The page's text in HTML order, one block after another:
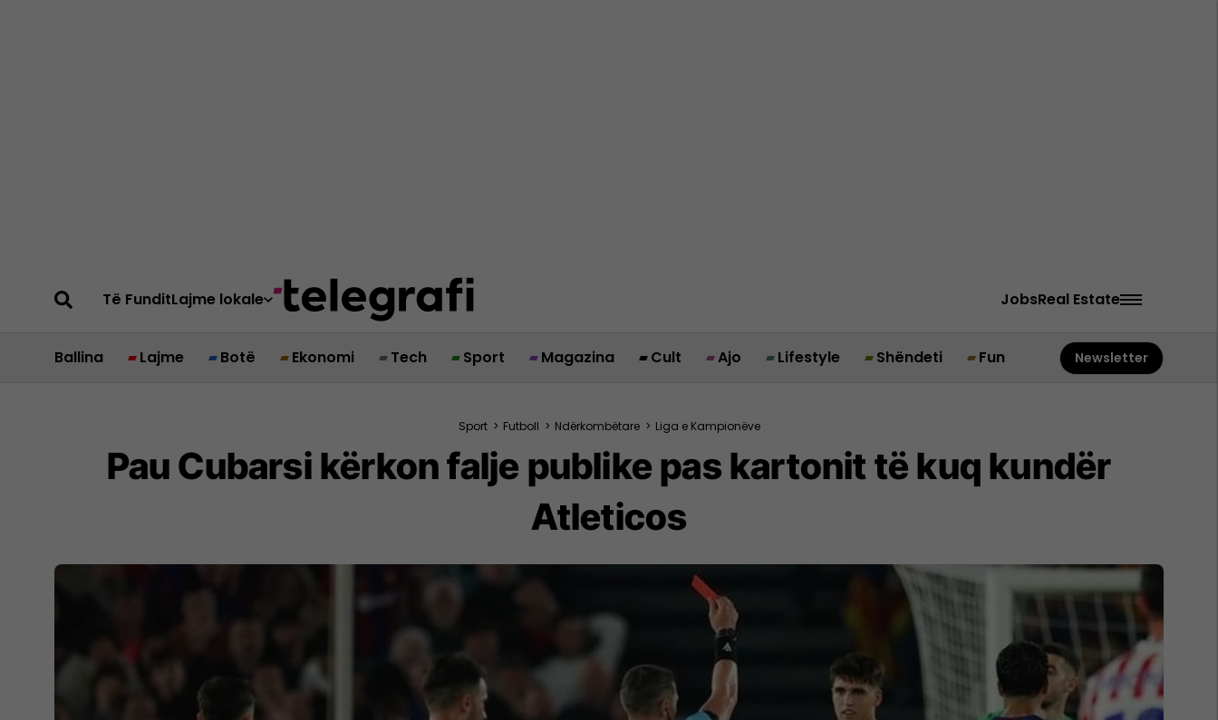
Të FunditLajme lokale JobsReal Estate
Ballina Lajme Botë Ekonomi Tech Sport Magazina Cult Ajo Lifestyle Shëndeti Fun Newsletter
Sport > Futboll > Ndërkombëtare > Liga e Kampionëve
Pau Cubarsi kërkon falje publike pas kartonit të kuq kundër
Atleticos